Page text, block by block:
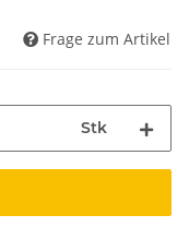
Frage zum Artikel
Stk